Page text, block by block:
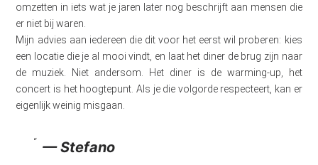
omzetten in iets wat je jaren later nog beschrijft aan mensen die
er niet bij waren.
Mijn advies aan iedereen die dit voor het eerst wil proberen: kies
een locatie die je al mooi vindt, en laat het diner de brug zijn naar
de muziek. Niet andersom. Het diner is de warming-up, het
concert is het hoogtepunt. Als je die volgorde respecteert, kan er
eigenlijk weinig misgaan.
— Stefano